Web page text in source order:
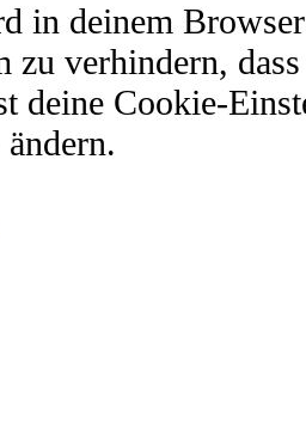
in deinem
zu verhindern,
deine Cookie-